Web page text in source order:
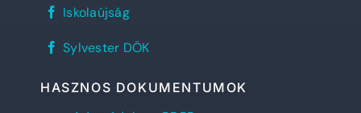
Gimnázium
facebook
REFlex,
diáklapja
Iskolaújság
Sylvester
DÖK
oldala
Sylvester DÖK
HASZNOS DOKUMENTUMOK